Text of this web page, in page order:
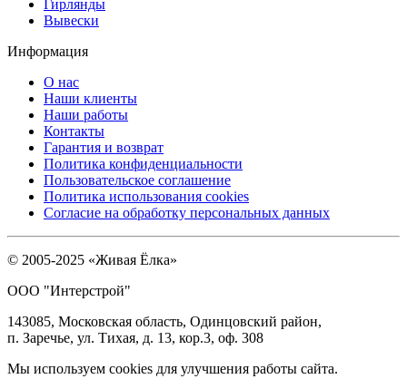
Гирлянды
Вывески
Информация
О нас
Наши клиенты
Наши работы
Контакты
Гарантия и возврат
Политика конфиденциальности
Пользовательское соглашение
Политика использования cookies
Согласие на обработку персональных данных
© 2005-2025 «Живая Ёлка»
ООО "Интерстрой"
143085, Московская область, Одинцовский район,
п. Заречье, ул. Тихая, д. 13, кор.3, оф. 308
Мы используем cookies для улучшения работы сайта.